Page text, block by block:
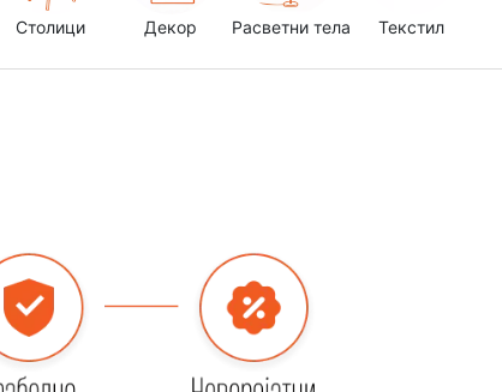
Столици Декор Расветни тела Текстил